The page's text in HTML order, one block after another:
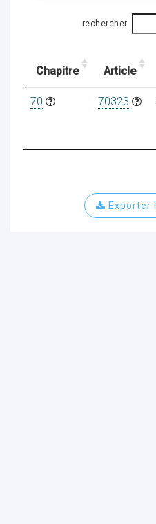
rechercher
Chapitre Article
70 70323
Exporter